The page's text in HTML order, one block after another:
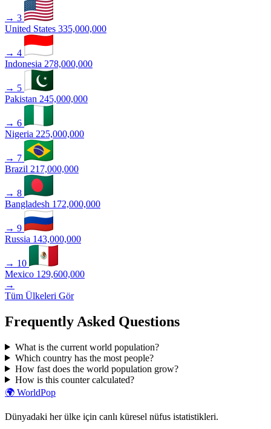
→ 3
United States 335,000,000
→ 4
Indonesia 278,000,000
→ 5
Pakistan 245,000,000
→ 6
Nigeria 225,000,000
→ 7
Brazil 217,000,000
→ 8
Bangladesh 172,000,000
→ 9
Russia 143,000,000
→ 10
Mexico 129,600,000
→
Tüm Ülkeleri Gör
Frequently Asked Questions
What is the current world population?
Which country has the most people?
How fast does the world population grow?
How is this counter calculated?
🌍 WorldPop
Dünyadaki her ülke için canlı küresel nüfus istatistikleri.